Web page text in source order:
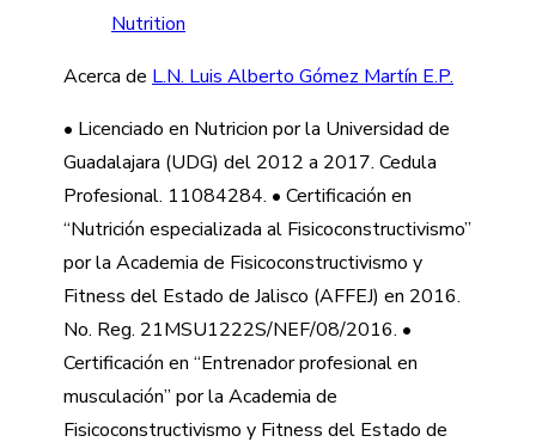
Acerca de L.N. Luis Alberto Gómez Martín E.P.
• Licenciado en Nutricion por la Universidad de
Guadalajara (UDG) del 2012 a 2017. Cedula
Profesional. 11084284. • Certificación en
“Nutrición especializada al Fisicoconstructivismo”
por la Academia de Fisicoconstructivismo y
Fitness del Estado de Jalisco (AFFEJ) en 2016.
No. Reg. 21MSU1222S/NEF/08/2016. •
Certificación en “Entrenador profesional en
musculación” por la Academia de
Fisicoconstructivismo y Fitness del Estado de